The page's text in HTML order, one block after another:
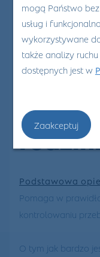
28 Wrz 2021
0
Podstawowa
Pomaga w
kontrolowaniu
O tym jak bardzo
mogą Państwo
usług i
wykorzystywane
także analizy
dostępnych jest w
Zaakceptuj